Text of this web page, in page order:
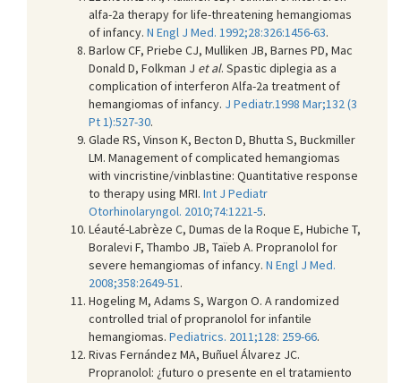
alfa-2a therapy for life-threatening hemangiomas
of infancy. N Engl J Med. 1992;28:326:1456-63.
Barlow CF, Priebe CJ, Mulliken JB, Barnes PD, Mac
Donald D, Folkman J et al. Spastic diplegia as a
complication of interferon Alfa-2a treatment of
hemangiomas of infancy. J Pediatr.1998 Mar;132 (3
Pt 1):527-30.
Glade RS, Vinson K, Becton D, Bhutta S, Buckmiller
LM. Management of complicated hemangiomas
with vincristine/vinblastine: Quantitative response
to therapy using MRI. Int J Pediatr
Otorhinolaryngol. 2010;74:1221-5.
Léauté-Labrèze C, Dumas de la Roque E, Hubiche T,
Boralevi F, Thambo JB, Taïeb A. Propranolol for
severe hemangiomas of infancy. N Engl J Med.
2008;358:2649-51 .
Hogeling M, Adams S, Wargon O. A randomized
controlled trial of propranolol for infantile
hemangiomas. Pediatrics. 2011;128: 259-66.
Rivas Fernández MA, Buñuel Álvarez JC.
Propranolol: ¿futuro o presente en el tratamiento